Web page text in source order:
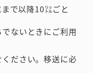
で以降10㍑ごと
ないときにご利用
ださい。移送に必